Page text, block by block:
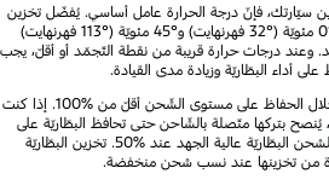
سيّارتك، فإنّ درجة الحرارة عامل أساسي. يُفضّل تخزين
السّيّارة في درجات حرارة تتراوح بين °0 مئويّة (°32 فهرنهايت) و°45 مئويّة (°113 فهرنهايت)
وعند درجات حرارة قريبة من نقطة التّجمّد أو أقلّ، يجب
أداء البطّاريّة وزيادة مدى القيادة.
يمكنك أيضًا إطالة عمر البطّاريّة من خلال الحفاظ على مستوى الشّحن أقلّ من %100. إذا كنت
30 يومًا أو أكثر، يُنصح بتركها متّصلة بالشّاحن حتى تحافظ البطّاريّة على
شحنها. تأكّد من تحديد الحدّ الأقصى لشحن البطّاريّة عالية الجهد عند %50. تخزين البطّاريّة
من تخزينها عند نسب شحن منخفضة.